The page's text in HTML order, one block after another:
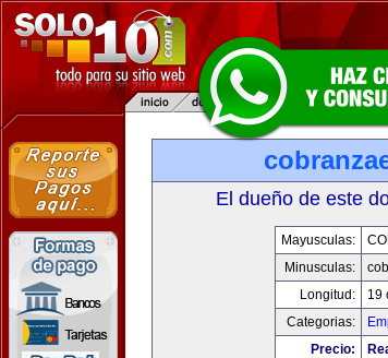
El dueño de este
Mayusculas:
Minusculas:
Longitud:
19
Categorias:
Precio: